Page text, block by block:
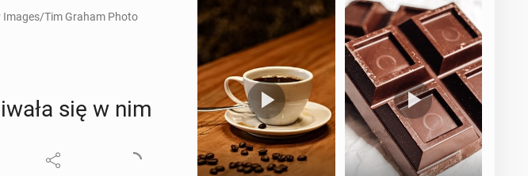
Images/Tim Graham Photo
się w nim